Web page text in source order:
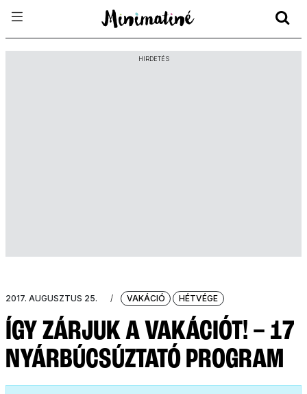
HIRDETÉS
2017. AUGUSZTUS 25. / VAKÁCIÓ HÉTVÉGE
ÍGY ZÁRJUK A VAKÁCIÓT! – 17
NYÁRBÚCSÚZTATÓ PROGRAM